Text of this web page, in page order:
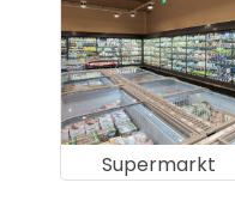
Supermarkt